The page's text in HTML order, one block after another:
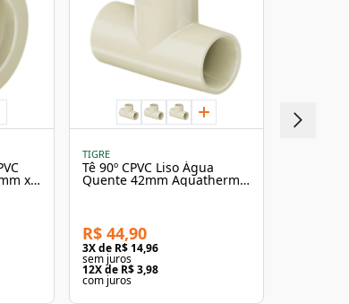
x
TIGRE
Tê 90º CPVC Liso Água
Quente 42mm Aquatherm -
Tigre
R$ 44,90
3X de R$ 14,96
sem juros
12X de R$ 3,98
com juros